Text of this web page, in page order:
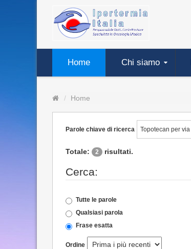
Home Chi siamo
Home
Parole chiave di ricerca
Totale: 2 risultati.
Cerca:
Tutte le parole
Qualsiasi parola
Frase esatta
Ordine